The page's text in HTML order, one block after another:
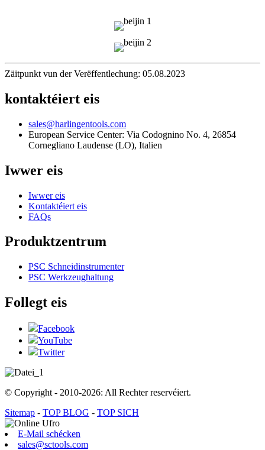
Zäitpunkt vun der Verëffentlechung: 05.08.2023
kontaktéiert eis
sales@harlingentools.com
European Service Center: Via Codognino No. 4, 26854
Cornegliano Laudense (LO), Italien
Iwwer eis
Iwwer eis
Kontaktéiert eis
FAQs
Produktzentrum
PSC Schneidinstrumenter
PSC Werkzeughaltung
Follegt eis
Facebook
YouTube
Twitter
© Copyright - 2010-2026: All Rechter reservéiert.
Sitemap - TOP BLOG - TOP SICH
E-Mail schécken
sales@sctools.com